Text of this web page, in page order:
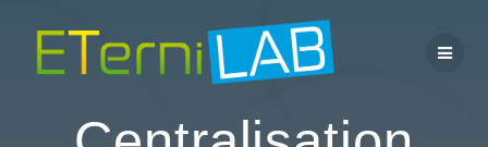
au
contenu